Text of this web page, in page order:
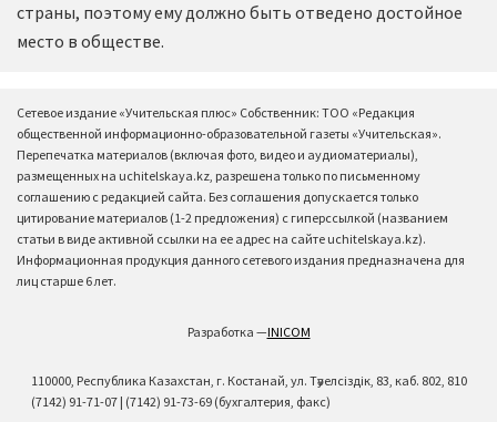
страны, поэтому ему должно быть отведено достойное
место в обществе.
Сетевое издание «Учительская плюс» Собственник: ТОО «Редакция
общественной информационно-образовательной газеты «Учительская».
Перепечатка материалов (включая фото, видео и аудиоматериалы),
размещенных на uchitelskaya.kz, разрешена только по письменному
соглашению с редакцией сайта. Без соглашения допускается только
цитирование материалов (1-2 предложения) с гиперссылкой (названием
статьи в виде активной ссылки на ее адрес на сайте uchitelskaya.kz).
Информационная продукция данного сетевого издания предназначена для
лиц старше 6 лет.
Разработка —INICOM
110000, Республика Казахстан, г. Костанай, ул. Тәуелсіздік, 83, каб. 802, 810
(7142) 91-71-07 | (7142) 91-73-69 (бухгалтерия, факс)